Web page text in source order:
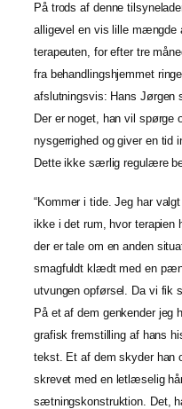
På trods af denne
alligevel en vis lille mængde
terapeuten, for efter tre
fra behandlingshjemmet
afslutningsvis: Hans Jørgen
Der er noget, han vil spørge
nysgerrighed og giver en tid
Dette ikke særlig regulære
“Kommer i tide. Jeg har
ikke i det rum, hvor terapien
der er tale om en anden
smagfuldt klædt med en
utvungen opførsel. Da vi fik
På et af dem genkender jeg
grafisk fremstilling af hans
tekst. Et af dem skyder han
skrevet med en letlæselig
sætningskonstruktion. Det,